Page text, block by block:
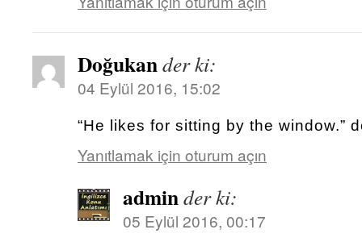
Doğukander ki:
04 Eylül 2016, 15:02
“He likes for sitting by the window.”
Yanıtlamak için oturum açın
adminder ki:
05 Eylül 2016, 00:17